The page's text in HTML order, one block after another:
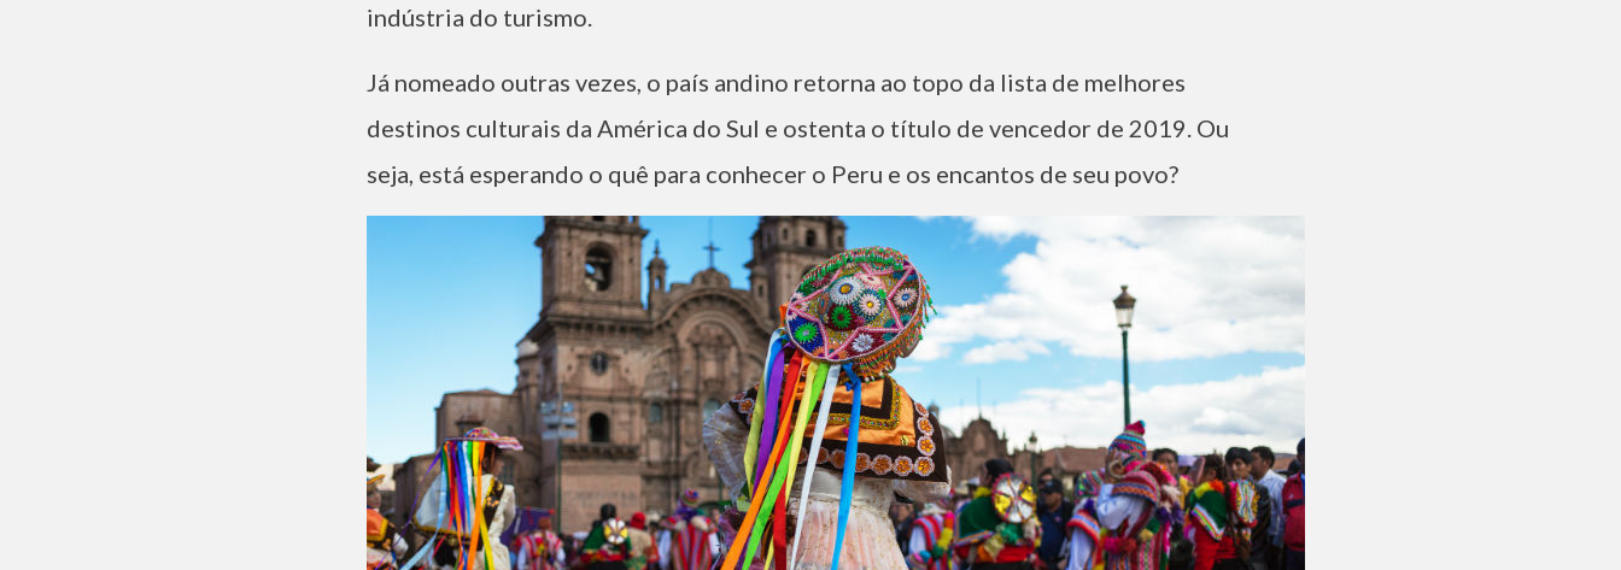
indústria do turismo.
Já nomeado outras vezes, o país andino retorna ao topo da lista de melhores
destinos culturais da América do Sul e ostenta o título de vencedor de 2019. Ou
seja, está esperando o quê para conhecer o Peru e os encantos de seu povo?